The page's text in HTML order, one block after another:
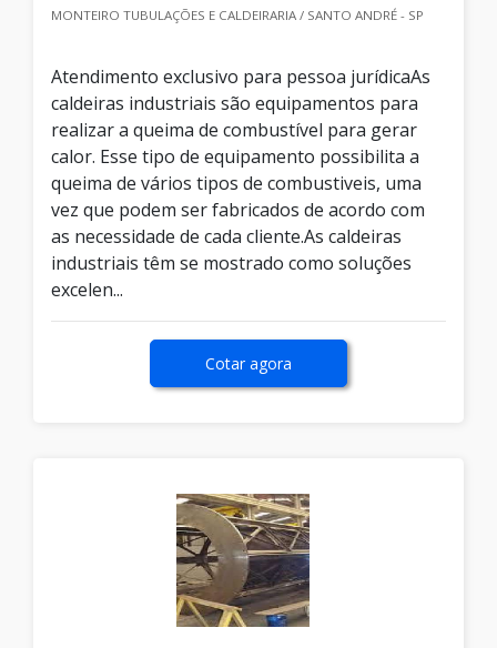
MONTEIRO TUBULAÇÕES E CALDEIRARIA / SANTO ANDRÉ - SP
Atendimento exclusivo para pessoa jurídicaAs
caldeiras industriais são equipamentos para
realizar a queima de combustível para gerar
calor. Esse tipo de equipamento possibilita a
queima de vários tipos de combustiveis, uma
vez que podem ser fabricados de acordo com
as necessidade de cada cliente.As caldeiras
industriais têm se mostrado como soluções
excelen...
Cotar agora